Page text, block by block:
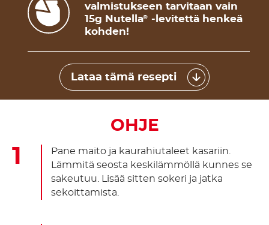
valmistukseen tarvitaan vain
15g Nutella®
-levitettä henkeä
kohden!
Lataa tämä resepti
OHJE
Pane maito ja kaurahiutaleet kasariin.
Lämmitä seosta keskilämmöllä kunnes se
sakeutuu. Lisää sitten sokeri ja jatka
sekoittamista.